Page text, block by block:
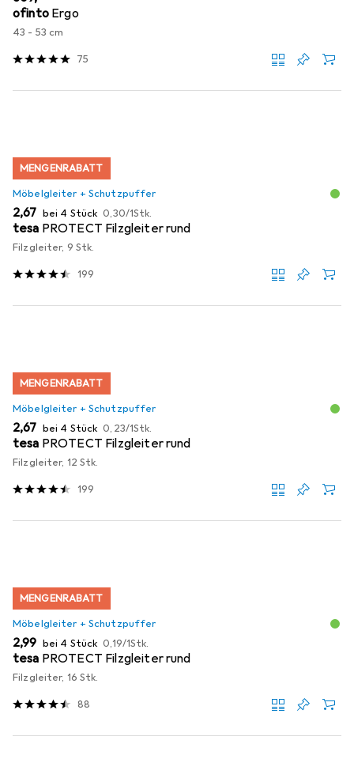
ofinto Ergo
43 - 53 cm
75
MENGENRABATT
Möbelgleiter + Schutzpuffer
EUR
2,67 bei 4 Stück EUR
0,30/1Stk.
tesa PROTECT Filzgleiter rund
Filzgleiter, 9 Stk.
199
MENGENRABATT
Möbelgleiter + Schutzpuffer
EUR
2,67 bei 4 Stück EUR
0,23/1Stk.
tesa PROTECT Filzgleiter rund
Filzgleiter, 12 Stk.
199
MENGENRABATT
Möbelgleiter + Schutzpuffer
EUR
2,99 bei 4 Stück EUR
0,19/1Stk.
tesa PROTECT Filzgleiter rund
Filzgleiter, 16 Stk.
88